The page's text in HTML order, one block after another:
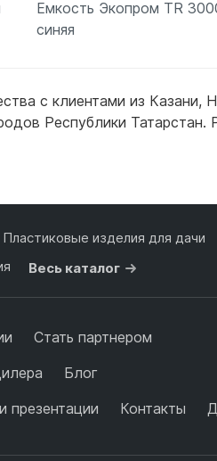
Подробнее
Емкость Экопром TR
синяя
с клиентами из Казани,
Республики Татарстан.
Пластиковые изделия для дачи
Весь каталог
Стать партнером
Блог
презентации
Контакты